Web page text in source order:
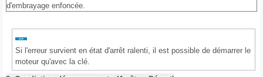
d'embrayage enfoncée.
Si l'erreur survient en état d'arrêt ralenti, il est possible de démarrer le
moteur qu'avec la clé.